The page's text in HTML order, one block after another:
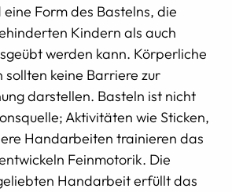
Form des Bastelns, die
Kindern als auch
werden kann. Körperliche
sollten keine Barriere zur
darstellen. Basteln ist nicht
Aktivitäten wie Sticken,
Handarbeiten trainieren das
Feinmotorik. Die
Handarbeit erfüllt das